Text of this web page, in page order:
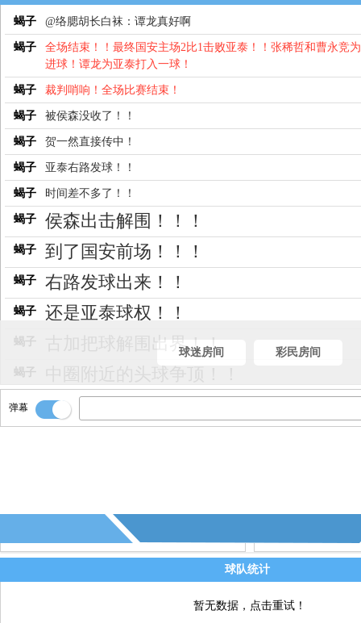
蝎子 @络腮胡长白袜：谭龙真好啊
蝎子
全场结束！！最终国安主场2比1击败亚泰！！张稀哲和曹永竞
进球！谭龙为亚泰打入一球！
蝎子 裁判哨响！全场比赛结束！
蝎子 被侯森没收了！！
蝎子 贺一然直接传中！
蝎子 亚泰右路发球！！
蝎子 时间差不多了！！
蝎子 侯森出击解围！！！
蝎子 到了国安前场！！！
蝎子 右路发球出来！！
蝎子 还是亚泰球权！！
蝎子 古加把球解围出界！！
蝎子
蝎子 后场吴亚珂开球！！！
球迷房间 彩民房间
弹幕
球队统计
暂无数据，点击重试！